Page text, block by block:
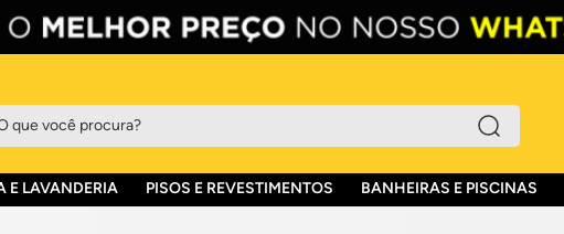
E LAVANDERIA PISOS E REVESTIMENTOS BANHEIRAS E PISCINAS